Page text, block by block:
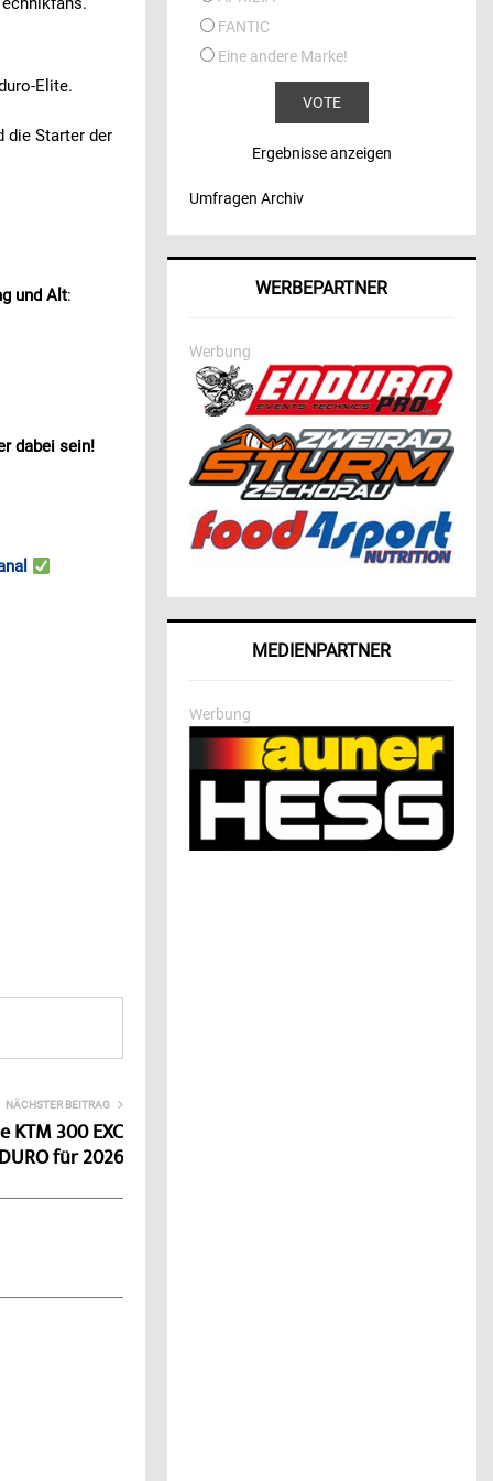
Elite.
die Starter der
und Alt:
dabei sein!
NÄCHSTER BEITRAG
300 EXC
für 2026
FANTIC
Eine andere Marke!
Ergebnisse anzeigen
Umfragen Archiv
WERBEPARTNER
Werbung
MEDIENPARTNER
Werbung